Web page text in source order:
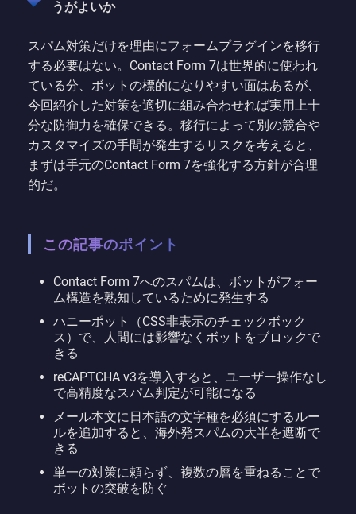
うがよいか
スパム対策だけを理由にフォームプラグインを移行
する必要はない。Contact Form 7は世界的に使われ
ている分、ボットの標的になりやすい面はあるが、
今回紹介した対策を適切に組み合わせれば実用上十
分な防御力を確保できる。移行によって別の競合や
カスタマイズの手間が発生するリスクを考えると、
まずは手元のContact Form 7を強化する方針が合理
的だ。
この記事のポイント
Contact Form 7へのスパムは、ボットがフォー
ム構造を熟知しているために発生する
ハニーポット（CSS非表示のチェックボック
ス）で、人間には影響なくボットをブロックで
きる
reCAPTCHA v3を導入すると、ユーザー操作なし
で高精度なスパム判定が可能になる
メール本文に日本語の文字種を必須にするルー
ルを追加すると、海外発スパムの大半を遮断で
きる
単一の対策に頼らず、複数の層を重ねることで
ボットの突破を防ぐ